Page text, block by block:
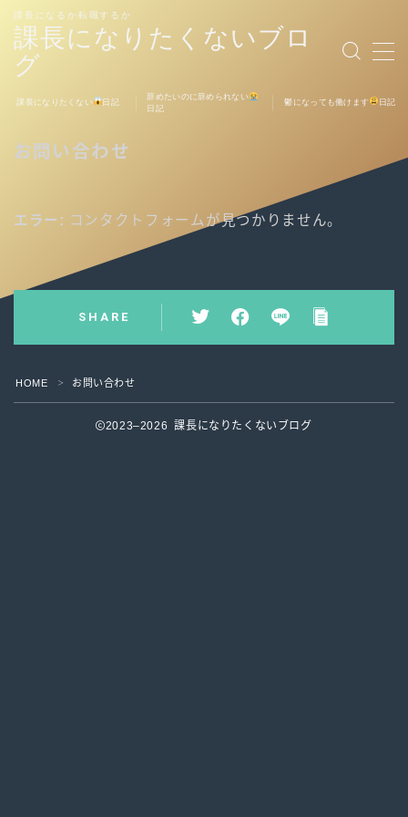
課長になりたくないブロ
グ
課長になるか転職するか
MENU
課長になりたくない 日記
辞めたいのに辞められない
日記
鬱になっても働けます 日記
お問い合わせ
エラー: コンタクトフォームが見つかりません。
SHARE
HOME ＞ お問い合わせ
2023–2026 課長になりたくないブログ